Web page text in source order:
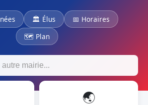
🏛 Élus
📅 Horaires
🗺 Plan
🌏